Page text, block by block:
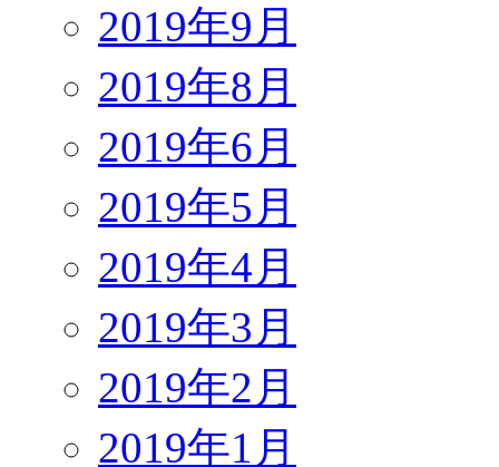
2019年9月
2019年8月
2019年6月
2019年5月
2019年4月
2019年3月
2019年2月
2019年1月